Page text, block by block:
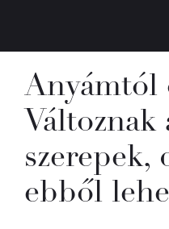
Anyámtól
Változnak
szerepek,
ebből